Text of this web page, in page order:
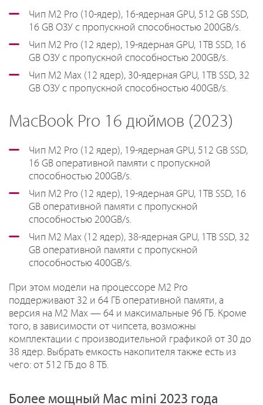
Чип M2 Pro (10-ядер), 16-ядерная GPU, 512 GB SSD,
16 GB ОЗУ с пропускной способностью 200GB/s.
Чип M2 Pro (12 ядер), 19-ядерная GPU, 1TB SSD, 16
GB ОЗУ с пропускной способностью 200GB/s.
Чип M2 Max (12 ядер), 30-ядерная GPU, 1TB SSD, 32
GB ОЗУ с пропускной способностью 400GB/s.
MacBook Pro 16 дюймов (2023)
Чип M2 Pro (12 ядер), 19-ядерная GPU, 512 GB SSD,
16 GB оперативной памяти с пропускной
способностью 200GB/s.
Чип M2 Pro (12 ядер), 19-ядерная GPU, 1TB SSD, 16
GB оперативной памяти с пропускной
способностью 200GB/s.
Чип M2 Max (12 ядер), 38-ядерная GPU, 1TB SSD, 32
GB оперативной памяти с пропускной
способностью 400GB/s.
При этом модели на процессоре M2 Pro
поддерживают 32 и 64 ГБ оперативной памяти, а
версия на M2 Max — 64 и максимальные 96 ГБ. Кроме
того, в зависимости от чипсета, возможны
комплектации с производительной графикой от 30 до
38 ядер. Выбрать емкость накопителя также есть из
чего: от 512 ГБ до 8 ТБ.
Более мощный Mac mini 2023 года